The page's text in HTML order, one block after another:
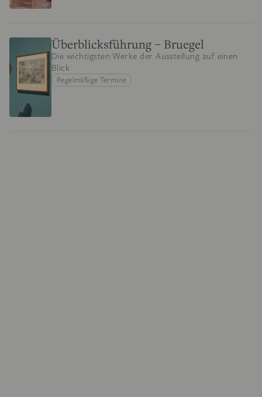
Überblicksführung – Bruegel
Die wichtigsten Werke der Ausstellung auf einen
Blick
Regelmäßige Termine